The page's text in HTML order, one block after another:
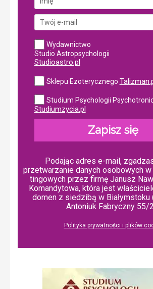
Wydawnictwo
Studio Astropsychologii
Studioastro.pl
Sklepu Ezoterycznego
Studium Psychologii
Studiumzycia.pl
Zapisz się
Podając adres e-mail,
przetwarzanie danych osobowych
tin­go­wych przez firmę Janusz
Komandytowa, która jest
domen z siedzibą w Białymstoku
Antoniuk Fabryczny 55/
Polityka prywatności i plików